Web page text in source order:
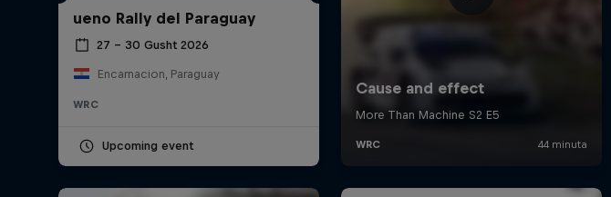
ueno Rally del Paraguay
27 – 30 Gusht 2026
Encarnacion, Paraguay
WRC
Upcoming event